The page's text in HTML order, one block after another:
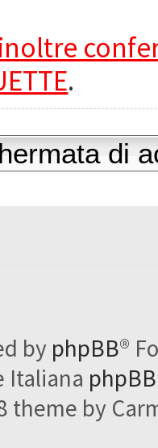
.
di
by phpBB®
Italiana
theme by